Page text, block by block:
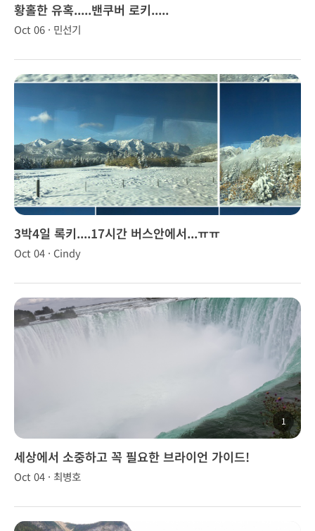
황홀한 유혹.....밴쿠버 로키.....
Oct 06 · 민선기
3박4일 록키....17시간 버스안에서...ㅠㅠ
Oct 04 · Cindy
1
세상에서 소중하고 꼭 필요한 브라이언 가이드!
Oct 04 · 최병호